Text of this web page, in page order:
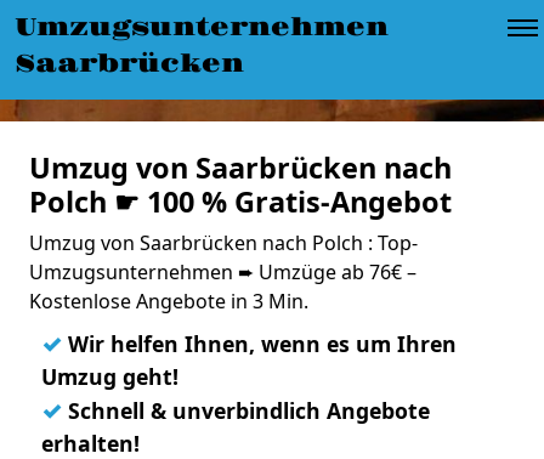
Umzugsunternehmen
Saarbrücken
Umzug von Saarbrücken nach
Polch ☛ 100 % Gratis-Angebot
Umzug von Saarbrücken nach Polch : Top-
Umzugsunternehmen ➨ Umzüge ab 76€ –
Kostenlose Angebote in 3 Min.
✓ Wir helfen Ihnen, wenn es um Ihren
Umzug geht!
✓ Schnell & unverbindlich Angebote
erhalten!